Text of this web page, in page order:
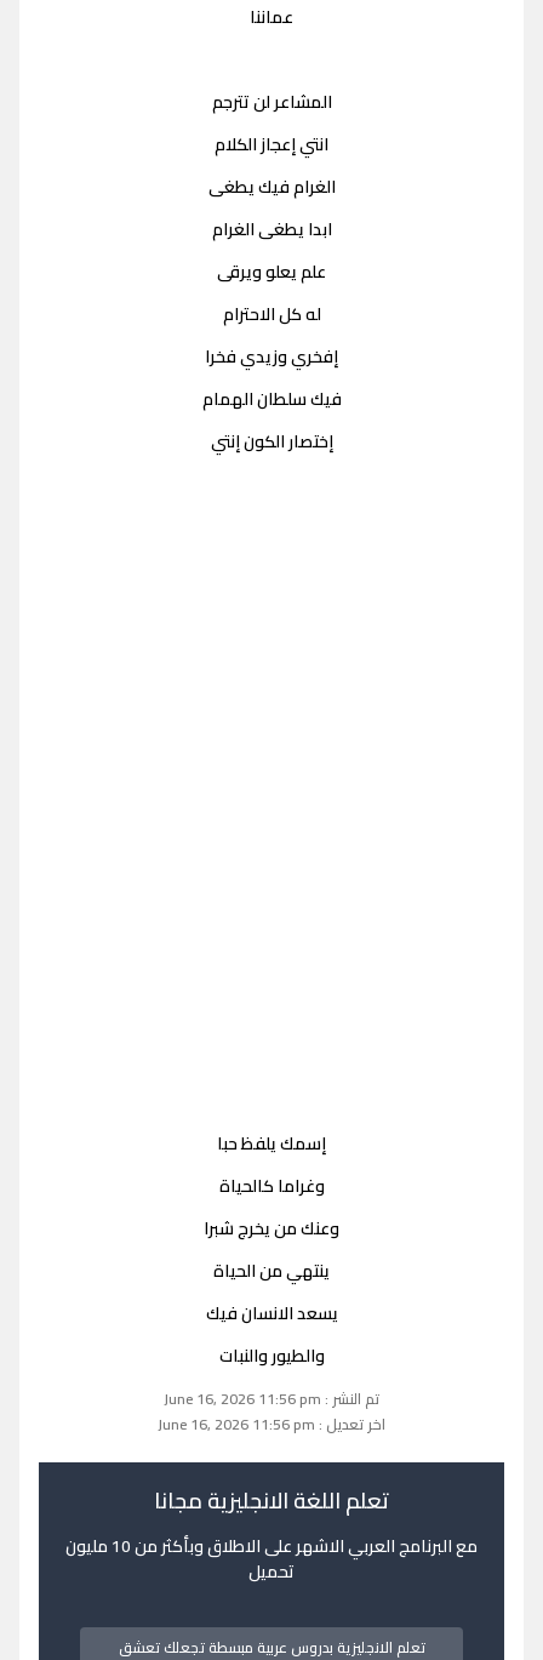
عماننا
المشاعر لن تترجم
انتي إعجاز الكلام
الغرام فيك يطغى
ابدا يطغى الغرام
علم يعلو ويرقى
له كل الاحترام
إفخري وزيدي فخرا
فيك سلطان الهمام
إختصار الكون إنتي
إسمك يلفظ حبا
وغراما كالحياة
وعنك من يخرج شبرا
ينتهي من الحياة
يسعد الانسان فيك
والطيور والنبات
تم النشر : June 16, 2026 11:56 pm
اخر تعديل : June 16, 2026 11:56 pm
تعلم اللغة الانجليزية مجانا
مع البرنامج العربي الاشهر على الاطلاق وبأكثر من 10 مليون
تحميل
تعلم الانجليزية بدروس عربية مبسطة تجعلك تعشق